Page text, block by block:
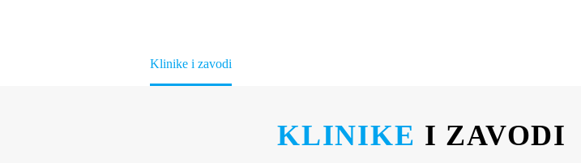
Klinike i zavodi
KLINIKE I ZAVODI